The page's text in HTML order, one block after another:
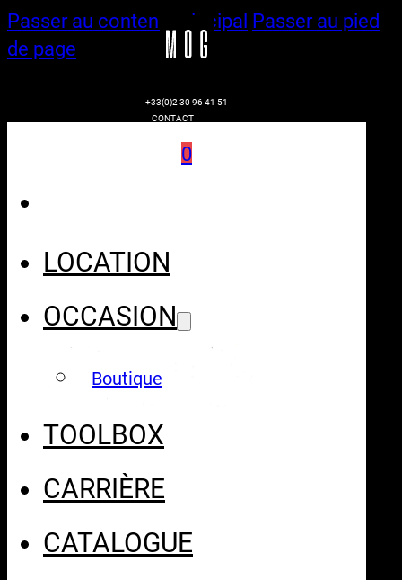
Passer au contenu principal Passer au pied
de page
+33(0)2 30 96 41 51
CONTACT
0
LOCATION
OCCASION
Boutique
TOOLBOX
CARRIÈRE
CATALOGUE